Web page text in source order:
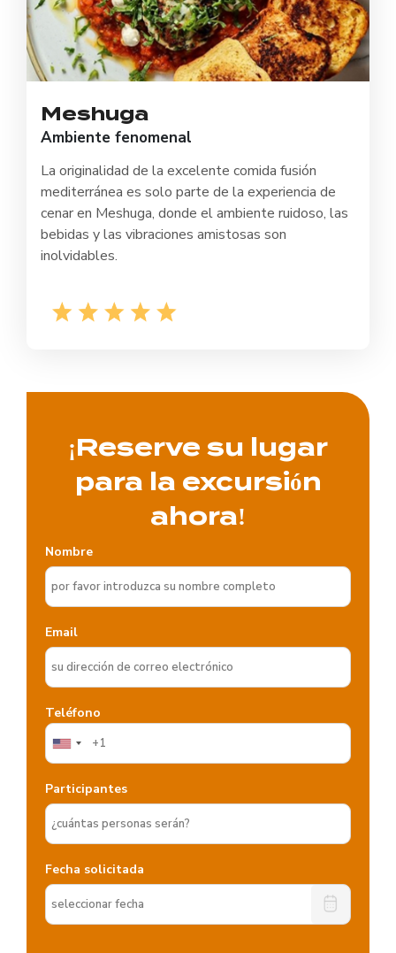
Meshuga
Ambiente fenomenal
La originalidad de la excelente comida fusión
mediterránea es solo parte de la experiencia de
cenar en Meshuga, donde el ambiente ruidoso, las
bebidas y las vibraciones amistosas son
inolvidables.
¡Reserve su lugar
para la excursión
ahora!
Nombre
Email
Teléfono
Participantes
Fecha solicitada